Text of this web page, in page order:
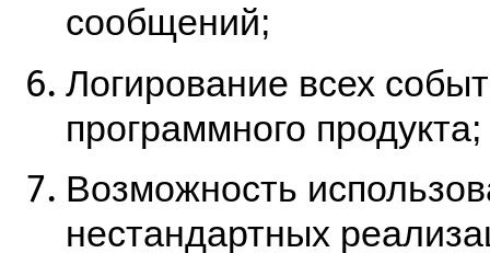
сообщений;
Логирование всех
программного продукта;
Возможность
нестандартных